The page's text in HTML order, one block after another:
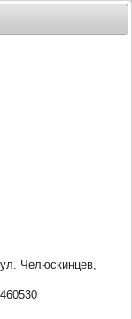
Челюскинцев,